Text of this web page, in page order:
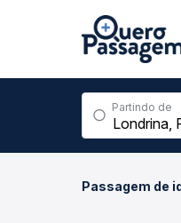
Partindo de
Passagem de